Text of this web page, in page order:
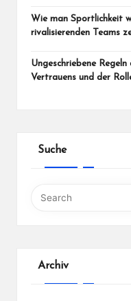
Wie man Sportlichkeit
rivalisierenden Teams
Ungeschriebene
Vertrauens und der
Suche
Archiv